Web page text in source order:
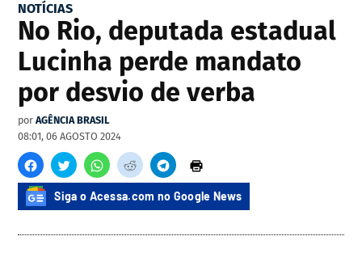
NOTÍCIAS
No Rio, deputada estadual
Lucinha perde mandato
por desvio de verba
por AGÊNCIA BRASIL
08:01, 06 AGOSTO 2024
Siga o Acessa.com no Google News